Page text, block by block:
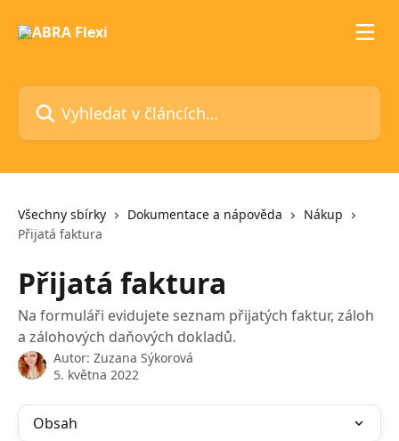
Vyhledat v článcích…
Všechny sbírky Dokumentace a nápověda
Nákup
Přijatá faktura
Přijatá faktura
Na formuláři evidujete seznam přijatých faktur, záloh
a zálohových daňových dokladů.
Autor: Zuzana Sýkorová
5. května 2022
Obsah